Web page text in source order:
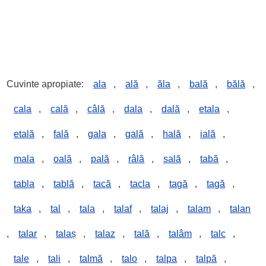
Cuvinte apropiate: ala , ală , ăla , bală , bălă ,
cala , cală , câlă , dala , dală , etala ,
etală , fală , gala , gală , hală , ială ,
mala , oală , pală , râlă , sală , tabă ,
tabla , tablă , tacă , tacla , tagă , tagă ,
taka , tal , tala , talaf , talaj , talam , talan
, talar , talaș , talaz , tală , talâm , talc ,
tale , tali , talmă , talo , talpa , talpă ,